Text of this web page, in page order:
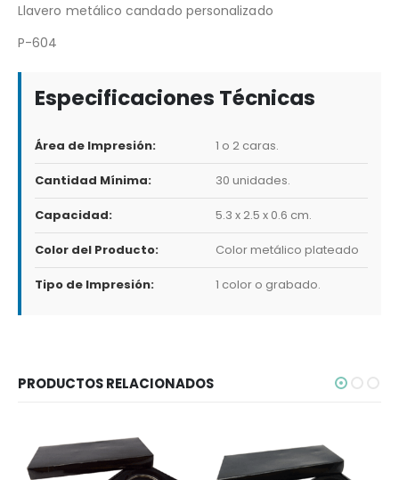
Llavero metálico candado personalizado
P-604
Especificaciones Técnicas
Área de Impresión: 1 o 2 caras.
Cantidad Mínima: 30 unidades.
Capacidad: 5.3 x 2.5 x 0.6 cm.
Color del Producto: Color metálico plateado
Tipo de Impresión: 1 color o grabado.
PRODUCTOS RELACIONADOS